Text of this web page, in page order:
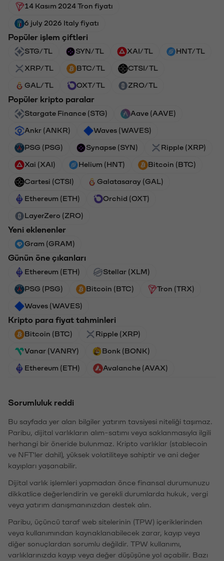
14 Kasım 2024 Tron fiyatı
6 july 2026 Italy fiyatı
Popüler işlem çiftleri
STG/TL SYN/TL XAI/TL HNT/TL
XRP/TL BTC/TL CTSI/TL
GAL/TL OXT/TL ZRO/TL
Popüler kripto paralar
Stargate Finance (STG) Aave (AAVE)
Ankr (ANKR) Waves (WAVES)
PSG (PSG) Synapse (SYN) Ripple (XRP)
Xai (XAI) Helium (HNT) Bitcoin (BTC)
Cartesi (CTSI) Galatasaray (GAL)
Ethereum (ETH) Orchid (OXT)
LayerZero (ZRO)
Yeni eklenenler
Gram (GRAM)
Günün öne çıkanları
Ethereum (ETH) Stellar (XLM)
PSG (PSG) Bitcoin (BTC) Tron (TRX)
Waves (WAVES)
Kripto para fiyat tahminleri
Bitcoin (BTC) Ripple (XRP)
Vanar (VANRY) Bonk (BONK)
Ethereum (ETH) Avalanche (AVAX)
Sorumluluk reddi
Bu sayfada yer alan bilgiler yatırım tavsiyesi niteliği taşımaz.
Paribu, dijital varlıkların alım-satımı veya saklanmasıyla ilgili
herhangi bir öneride bulunmaz. Kripto varlıklar (stablecoin
ve NFT'ler dahil), yüksek volatiliteye sahiptir ve ani değer
kayıpları yaşanabilir.
Dijital varlık işlemleri yapmadan önce finansal durumunuzu
dikkatlice değerlendirin ve gerekli durumlarda hukuk, vergi
veya yatırım danışmanınızdan destek alın.
Paribu, üçüncü taraf web sitelerinin (TPW) içeriklerinden
veya kullanımından kaynaklanabilecek zarar, kayıp veya
diğer sonuçlardan sorumlu değildir. TPW kullanımı,
varlıklarınızda kayıp veya değer düşüşüne yol açabilir. Bazı